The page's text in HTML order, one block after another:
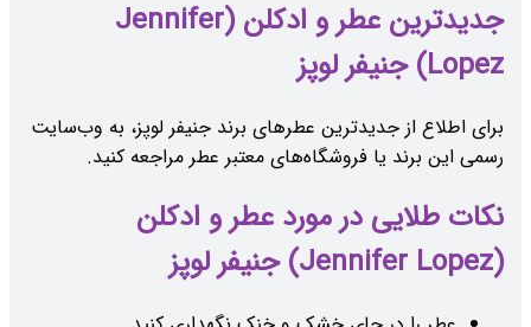
جدیدترین عطر و ادکلن (Jennifer
Lopez) جنیفر لوپز
برای اطلاع از جدیدترین عطرهای برند جنیفر لوپز، به وب‌سایت
رسمی این برند یا فروشگاه‌های معتبر عطر مراجعه کنید.
نکات طلایی در مورد عطر و ادکلن
(Jennifer Lopez) جنیفر لوپز